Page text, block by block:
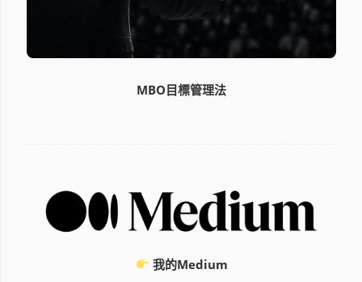
MBO目標管理法
我的Medium